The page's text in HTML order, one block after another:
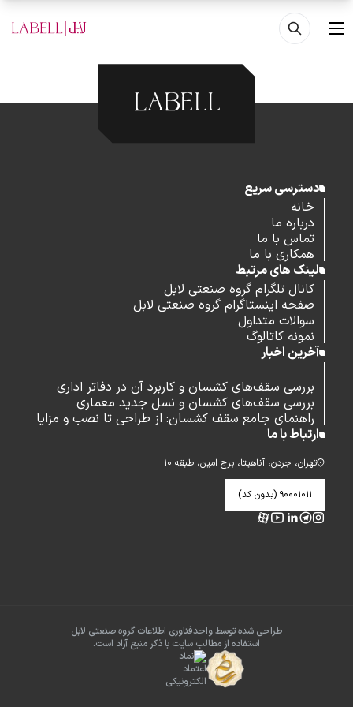
رفتن به محتوای اصلی
منو
دسترسی سریع
خانه
درباره ما
تماس با ما
همکاری با ما
لینک های مرتبط
کانال تلگرام گروه صنعتی لابل
صفحه اینستاگرام گروه صنعتی لابل
سوالات متداول
نمونه کاتالوگ
آخرین اخبار
بررسی سقف‌های کشسان و کاربرد آن در دفاتر اداری
بررسی سقف‌های کشسان و نسل جدید معماری
راهنمای جامع سقف کشسان: از طراحی تا نصب و مزایا
ارتباط با ما
تهران، جردن، آناهیتا، برج امین، طبقه ۱۰
۹۰۰۰۱۰۱۱ (بدون کد)
طراحی شده توسط واحدفناوری اطلاعات گروه صنعتی لابل
استفاده از مطالب سایت با ذکر منبع آزاد است.